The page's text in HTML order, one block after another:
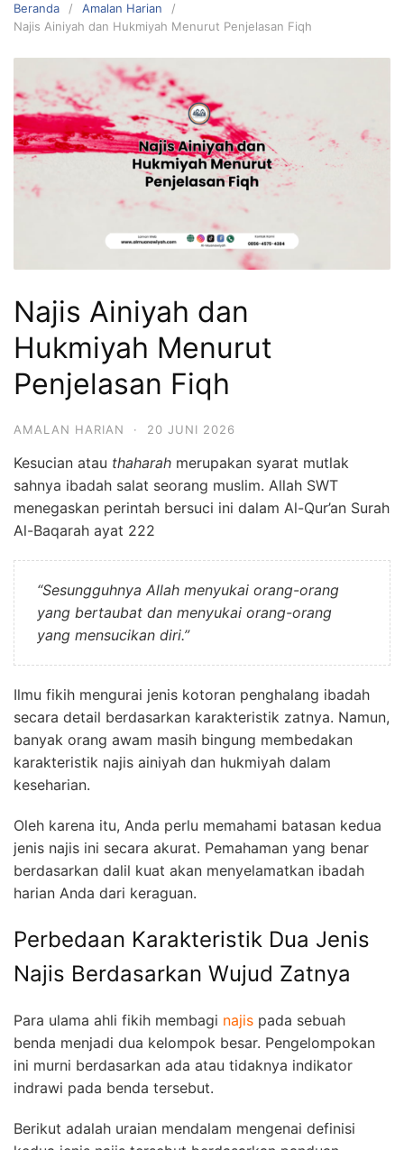
Beranda
Amalan Harian
Najis Ainiyah dan Hukmiyah Menurut Penjelasan Fiqh
Najis Ainiyah dan
Hukmiyah Menurut
Penjelasan Fiqh
AMALAN HARIAN · 20 JUNI 2026
Kesucian atau thaharah merupakan syarat mutlak
sahnya ibadah salat seorang muslim. Allah SWT
menegaskan perintah bersuci ini dalam Al-Qur’an Surah
Al-Baqarah ayat 222
“Sesungguhnya Allah menyukai orang-orang
yang bertaubat dan menyukai orang-orang
yang mensucikan diri.”
Ilmu fikih mengurai jenis kotoran penghalang ibadah
secara detail berdasarkan karakteristik zatnya. Namun,
banyak orang awam masih bingung membedakan
karakteristik najis ainiyah dan hukmiyah dalam
keseharian.
Oleh karena itu, Anda perlu memahami batasan kedua
jenis najis ini secara akurat. Pemahaman yang benar
berdasarkan dalil kuat akan menyelamatkan ibadah
harian Anda dari keraguan.
Perbedaan Karakteristik Dua Jenis
Najis Berdasarkan Wujud Zatnya
Para ulama ahli fikih membagi najis pada sebuah
benda menjadi dua kelompok besar. Pengelompokan
ini murni berdasarkan ada atau tidaknya indikator
indrawi pada benda tersebut.
Berikut adalah uraian mendalam mengenai definisi